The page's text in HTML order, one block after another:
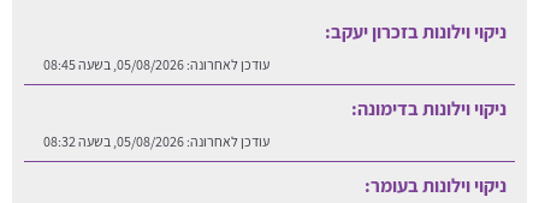
ניקוי וילונות בזכרון יעקב:
עודכן לאחרונה: 05/08/2026, בשעה 08:45
ניקוי וילונות בדימונה:
עודכן לאחרונה: 05/08/2026, בשעה 08:32
ניקוי וילונות בעומר: